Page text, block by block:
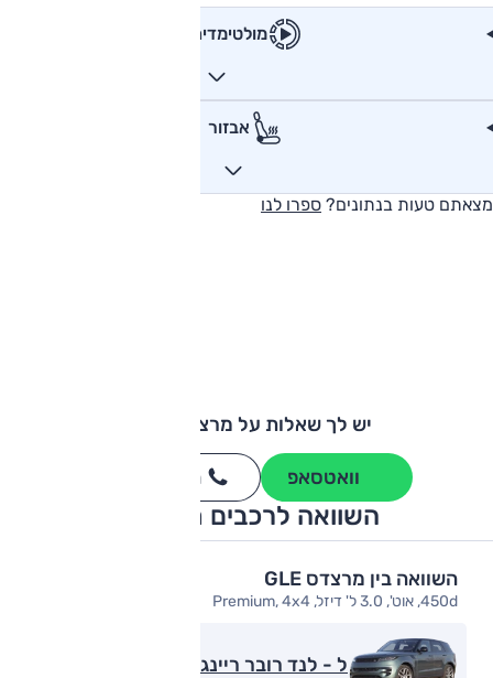
מולטימדיה
אבזור
מצאתם טעות בנתונים? ספרו לנו
יש לך שאלות על מרצדס GLE?
וואטסאפ חייגו
השוואה לרכבים מתחרים
השוואה בין מרצדס GLE
450d, אוט', 3.0 ל' דיזל, Premium, 4x4
ל - לנד רובר ריינג' רובר ספורט